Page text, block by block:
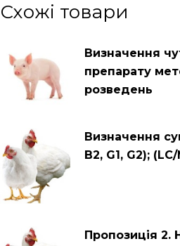
Схожі товари
Визначення
препарату
розведень
Визначення
B2, G1, G2);
Пропозиція 2.